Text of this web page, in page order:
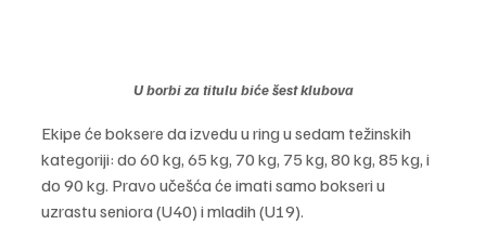
U borbi za titulu biće šest klubova
Ekipe će boksere da izvedu u ring u sedam težinskih
kategoriji: do 60 kg, 65 kg, 70 kg, 75 kg, 80 kg, 85 kg, i
do 90 kg. Pravo učešća će imati samo bokseri u
uzrastu seniora (U40) i mladih (U19).